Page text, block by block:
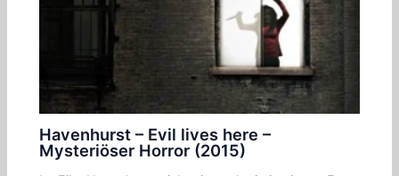
Havenhurst – Evil lives here –
Mysteriöser Horror (2015)